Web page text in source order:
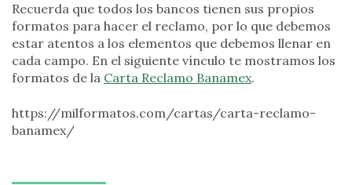
Recuerda que todos los bancos tienen sus propios
formatos para hacer el reclamo, por lo que debemos
estar atentos a los elementos que debemos llenar en
cada campo. En el siguiente vínculo te mostramos los
formatos de la Carta Reclamo Banamex.
https://milformatos.com/cartas/carta-reclamo-
banamex/